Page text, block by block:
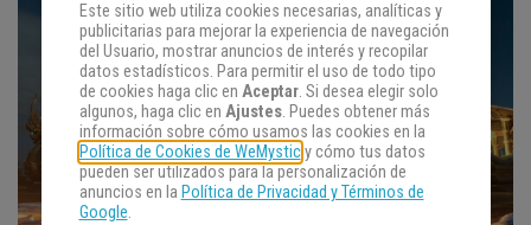
Este sitio web utiliza cookies necesarias, analíticas y
publicitarias para mejorar la experiencia de navegación
del Usuario, mostrar anuncios de interés y recopilar
datos estadísticos. Para permitir el uso de todo tipo
de cookies haga clic en Aceptar. Si desea elegir solo
algunos, haga clic en Ajustes. Puedes obtener más
información sobre cómo usamos las cookies en la
Política de Cookies de WeMysticy cómo tus datos
pueden ser utilizados para la personalización de
anuncios en la Política de Privacidad y Términos de
Google.